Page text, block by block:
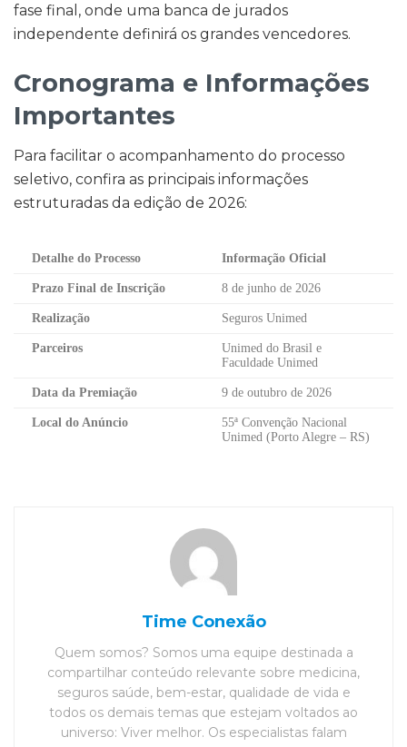
fase final, onde uma banca de jurados
independente definirá os grandes vencedores.
Cronograma e Informações
Importantes
Para facilitar o acompanhamento do processo
seletivo, confira as principais informações
estruturadas da edição de 2026:
Detalhe do Processo Informação Oficial
Prazo Final de Inscrição 8 de junho de 2026
Realização Seguros Unimed
Parceiros
Unimed do Brasil e
Faculdade Unimed
Data da Premiação 9 de outubro de 2026
Local do Anúncio
55ª Convenção Nacional
Unimed (Porto Alegre – RS)
Time Conexão
Quem somos? Somos uma equipe destinada a
compartilhar conteúdo relevante sobre medicina,
seguros saúde, bem-estar, qualidade de vida e
todos os demais temas que estejam voltados ao
universo: Viver melhor. Os especialistas falam